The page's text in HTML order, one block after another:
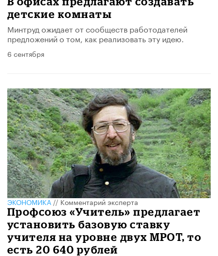
детские комнаты
Минтруд ожидает от сообществ работодателей
предложений о том, как реализовать эту идею.
6 сентября
ЭКОНОМИКА//Комментарий эксперта
Профсоюз «Учитель» предлагает
установить базовую ставку
учителя на уровне двух МРОТ, то
есть 20 640 рублей